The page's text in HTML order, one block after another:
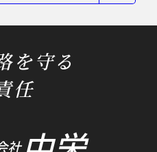
を守る
任
社